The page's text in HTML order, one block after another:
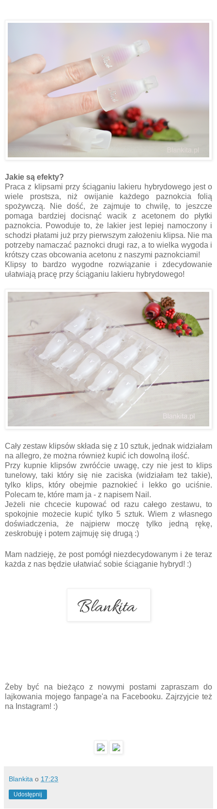
Jakie są efekty?
Praca z klipsami przy ściąganiu lakieru hybrydowego jest o
wiele prostsza, niż owijanie każdego paznokcia folią
spożywczą. Nie dość, że zajmuje to chwilę, to jeszcze
pomaga bardziej docisnąć wacik z acetonem do płytki
paznokcia. Powoduje to, że lakier jest lepiej namoczony i
schodzi płatami już przy pierwszym założeniu klipsa. Nie ma
potrzeby namaczać paznokci drugi raz, a to wielka wygoda i
krótszy czas obcowania acetonu z naszymi paznokciami!
Klipsy to bardzo wygodne rozwiązanie i zdecydowanie
ułatwiają pracę przy ściąganiu lakieru hybrydowego!
Cały zestaw klipsów składa się z 10 sztuk, jednak widziałam
na allegro, że można również kupić ich dowolną ilość.
Przy kupnie klipsów zwróćcie uwagę, czy nie jest to klips
tunelowy, taki który się nie zaciska (widziałam też takie),
tylko klips, który obejmie paznokieć i lekko go uciśnie.
Polecam te, które mam ja - z napisem Nail.
Jeżeli nie chcecie kupować od razu całego zestawu, to
spokojnie możecie kupić tylko 5 sztuk. Wiem z własnego
doświadczenia, że najpierw moczę tylko jedną rękę,
zeskrobuję i potem zajmuję się drugą :)
Mam nadzieję, że post pomógł niezdecydowanym i że teraz
każda z nas będzie ułatwiać sobie ściąganie hybryd! :)
Żeby być na bieżąco z nowymi postami zapraszam do
lajkowania mojego fanpage'a na Facebooku. Zajrzyjcie też
na Instagram! :)
Blankita o 17:23
Udostępnij